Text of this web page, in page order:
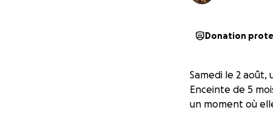
Donation
Samedi le 2
Enceinte de 5
un moment où